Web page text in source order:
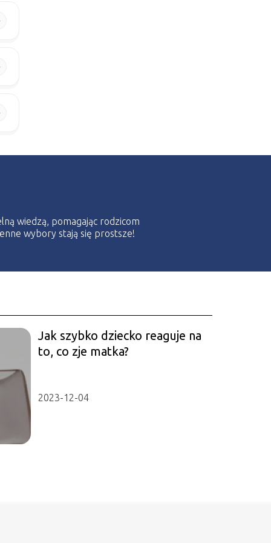
wiedzą, pomagając rodzicom
wybory stają się prostsze!
Jak szybko dziecko reaguje na
to, co zje matka?
2023-12-04